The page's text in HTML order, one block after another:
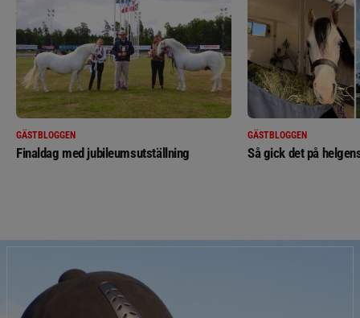
GÄSTBLOGGEN
Finaldag med jubileumsutställning
GÄSTBLOGGEN
Så gick det på